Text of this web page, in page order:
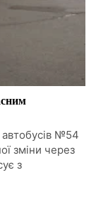
№54
зміни через
з